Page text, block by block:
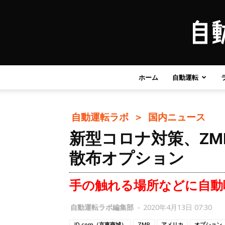
ホーム 自動運転
自動運転ラボ ＞ 国内ニュース
新型コロナ対策、
散布オプション
手の触れる場所などに自
自動運転ラボ編集部 - 2020年4月13日 07:30